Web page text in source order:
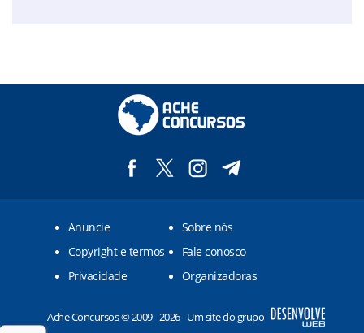
Anuncie
Sobre nós
Copyright e termos
Fale conosco
Privacidade
Organizadoras
Ache Concursos © 2009 - 2026 - Um site do grupo